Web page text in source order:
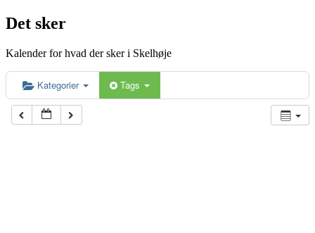
Det sker
Kalender for hvad der sker i Skelhøje
Kategorier Tags